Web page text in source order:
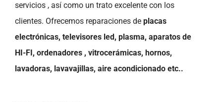
servicios , así como un trato excelente con los
clientes. Ofrecemos reparaciones de placas
electrónicas, televisores led, plasma, aparatos de
HI-FI, ordenadores , vitrocerámicas, hornos,
lavadoras, lavavajillas, aire acondicionado etc..